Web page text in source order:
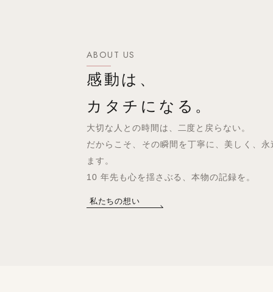
ABOUT US
感動は、
カタチになる。
大切な人との時間は、二度と戻らない。
だからこそ、その瞬間を丁寧に、美しく、永
ます。
10 年先も心を揺さぶる、本物の記録を。
私たちの想い